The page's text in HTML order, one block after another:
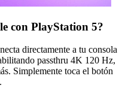
con PlayStation 5?
directamente a tu consola
passthru 4K 120 Hz,
Simplemente toca el botón